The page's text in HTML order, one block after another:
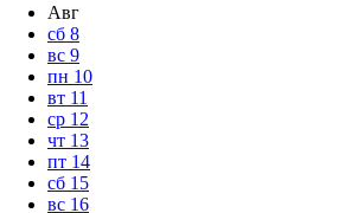
Авг
сб 8
вс 9
пн 10
вт 11
ср 12
чт 13
пт 14
сб 15
вс 16